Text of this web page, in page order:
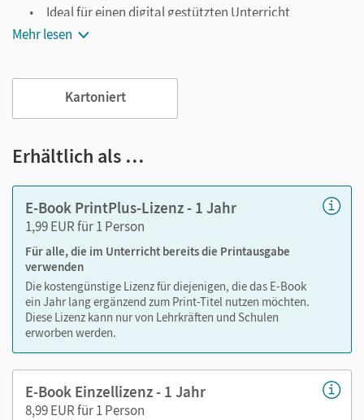
Ideal für einen digital gestützten Unterricht
Notiz- und Markierungsmöglichkeit
Viele digitale Funktionen unterstützen das Lehren und
Lernen:
Notizen erstellen
Lesezeichen hinzufügen
Zoomen
Mehr lesen
Kartoniert
Erhältlich als …
E-Book PrintPlus-Lizenz - 1 Jahr
1,99 EUR für 1 Person
Für alle, die im Unterricht bereits die Printausgabe
verwenden
Die kostengünstige Lizenz für diejenigen, die das E-Book
ein Jahr lang ergänzend zum Print-Titel nutzen möchten.
Diese Lizenz kann nur von Lehrkräften und Schulen
erworben werden.
E-Book Einzellizenz - 1 Jahr
8,99 EUR für 1 Person